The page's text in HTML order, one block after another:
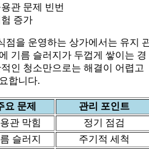
관 문제 빈번
증가
점을 운영하는 상가에서는 유지
기름 슬러지가 두껍게 쌓이는 경
인 청소만으로는 해결이 어렵고
합니다.
요 문제
관리 포인트
관 막힘
정기 점검
슬러지
주기적 세척